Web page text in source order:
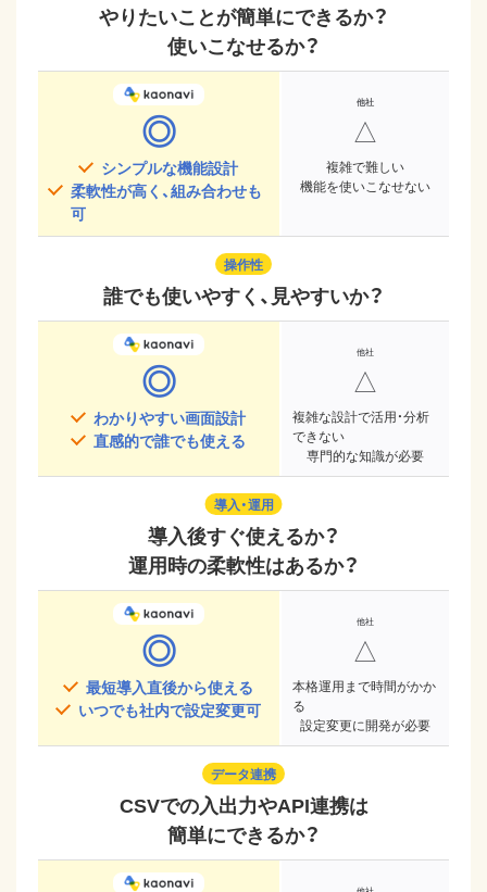
やりたいことが簡単にできるか？
使いこなせるか？
◎
シンプルな機能設計
柔軟性が高く、組み合わせも
可
△
複雑で難しい
機能を使いこなせない
操作性
誰でも使いやすく、見やすいか？
◎
わかりやすい画面設計
直感的で誰でも使える
△
複雑な設計で活用・分析
できない
専門的な知識が必要
導入・運用
導入後すぐ使えるか？
運用時の柔軟性はあるか？
◎
最短導入直後から使える
いつでも社内で設定変更可
△
本格運用まで時間がかか
る
設定変更に開発が必要
データ連携
CSVでの入出力やAPI連携は
簡単にできるか？